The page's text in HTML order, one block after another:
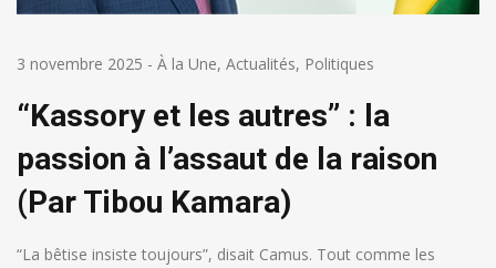
3 novembre 2025 - À la Une, Actualités, Politiques
“Kassory et les autres” : la
passion à l’assaut de la raison
(Par Tibou Kamara)
“La bêtise insiste toujours”, disait Camus. Tout comme les